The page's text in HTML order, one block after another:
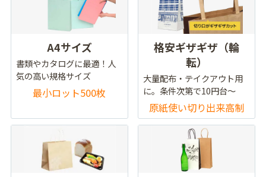
A4サイズ
書類やカタログに最適！人
気の高い規格サイズ
最小ロット500枚
格安ギザギザ（輪
転）
大量配布・テイクアウト用
に。条件次第で10円台～
原紙使い切り出来高制